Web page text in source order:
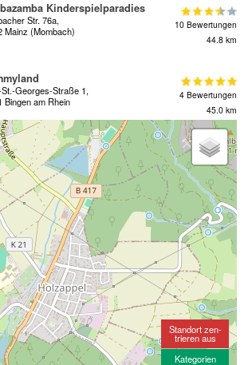
Kinderspielparadies
Str. 76a,
Mainz (Mombach)
10 Bewertungen
44.8 km
Georges-Straße 1,
Bingen am Rhein
4 Bewertungen
45.0 km
Standort zen-
trieren aus
Kategorien